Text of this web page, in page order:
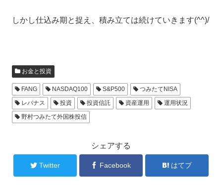
しかし仕込み期と捉え、積み立ては続けていきます(^^)/
お金と投資
FANG NASDAQ100 S&P500
つみたてNISA
レバナス
投資 投資信託 資産運用
運用状況
野村つみたて外国株投信
シェアする
Twitter Facebook はてブ